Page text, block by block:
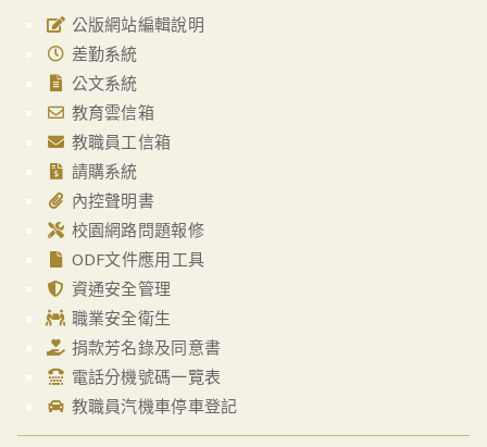
公版網站編輯說明
差勤系統
公文系統
教育雲信箱
教職員工信箱
請購系統
內控聲明書
校園網路問題報修
ODF文件應用工具
資通安全管理
職業安全衛生
捐款芳名錄及同意書
電話分機號碼一覽表
教職員汽機車停車登記